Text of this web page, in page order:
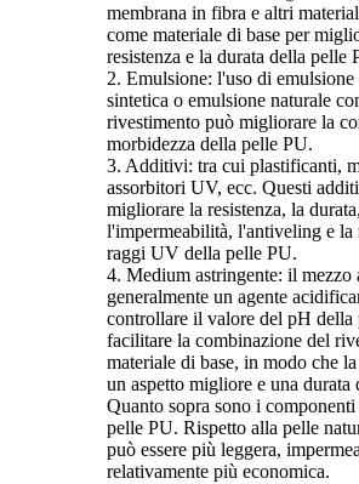
membrana in fibra e altri
come materiale di base per
resistenza e la durata della pelle
2. Emulsione: l'uso di emulsione
sintetica o emulsione naturale
rivestimento può migliorare la
morbidezza della pelle PU.
3. Additivi: tra cui plastificanti,
assorbitori UV, ecc. Questi
migliorare la resistenza, la durata,
l'impermeabilità, l'antiveling e la
raggi UV della pelle PU.
4. Medium astringente: il mezzo
generalmente un agente
controllare il valore del pH della
facilitare la combinazione del
materiale di base, in modo che
un aspetto migliore e una durata
Quanto sopra sono i
pelle PU. Rispetto alla pelle
può essere più leggera,
relativamente più economica.